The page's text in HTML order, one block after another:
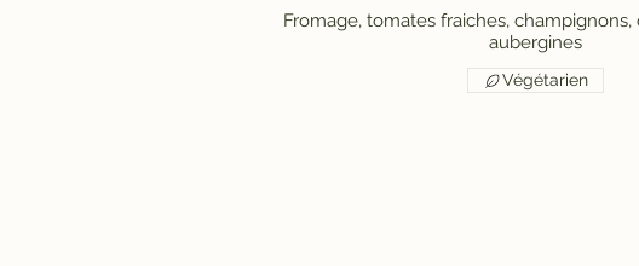
Fromage, tomates fraiches, champignons,
aubergines
Végétarien